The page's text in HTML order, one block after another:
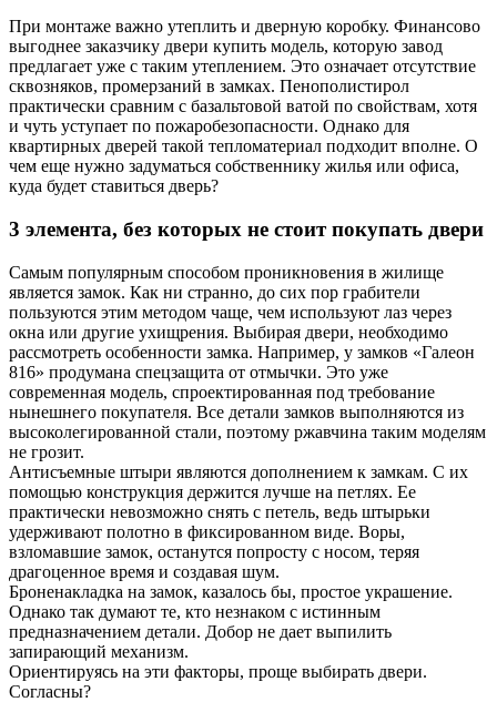
При монтаже важно утеплить и дверную коробку. Финансово
выгоднее заказчику двери купить модель, которую завод
предлагает уже с таким утеплением. Это означает отсутствие
сквозняков, промерзаний в замках. Пенополистирол
практически сравним с базальтовой ватой по свойствам, хотя
и чуть уступает по пожаробезопасности. Однако для
квартирных дверей такой тепломатериал подходит вполне. О
чем еще нужно задуматься собственнику жилья или офиса,
куда будет ставиться дверь?
3 элемента, без которых не стоит покупать двери
Самым популярным способом проникновения в жилище
является замок. Как ни странно, до сих пор грабители
пользуются этим методом чаще, чем используют лаз через
окна или другие ухищрения. Выбирая двери, необходимо
рассмотреть особенности замка. Например, у замков «Галеон
816» продумана спецзащита от отмычки. Это уже
современная модель, спроектированная под требование
нынешнего покупателя. Все детали замков выполняются из
высоколегированной стали, поэтому ржавчина таким моделям
не грозит.
Антисъемные штыри являются дополнением к замкам. С их
помощью конструкция держится лучше на петлях. Ее
практически невозможно снять с петель, ведь штырьки
удерживают полотно в фиксированном виде. Воры,
взломавшие замок, останутся попросту с носом, теряя
драгоценное время и создавая шум.
Броненакладка на замок, казалось бы, простое украшение.
Однако так думают те, кто незнаком с истинным
предназначением детали. Добор не дает выпилить
запирающий механизм.
Ориентируясь на эти факторы, проще выбирать двери.
Согласны?